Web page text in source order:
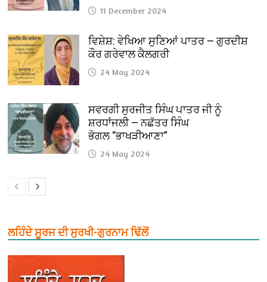
11 December 2024
ਵਿਸ਼ੇਸ਼: ਵੇਖਿਆ ਸੁਣਿਆਂ ਪਾਤਰ — ਗੁਰਦੀਸ਼
ਕੌਰ ਗਰੇਵਾਲ ਕੈਲਗਰੀ
24 May 2024
ਸਵਰਗੀ ਸੁਰਜੀਤ ਸਿੰਘ ਪਾਤਰ ਜੀ ਨੂੰ
ਸ਼ਰਧਾਂਜਲੀ — ਨਛੱਤਰ ਸਿੰਘ
ਭੋਗਲ “ਭਾਖੜੀਆਣਾ”
24 May 2024
ਲਹਿੰਦੇ ਸੂਰਜ ਦੀ ਸੁਰਖੀ-ਗੁਰਨਾਮ ਢਿੱਲੋਂ